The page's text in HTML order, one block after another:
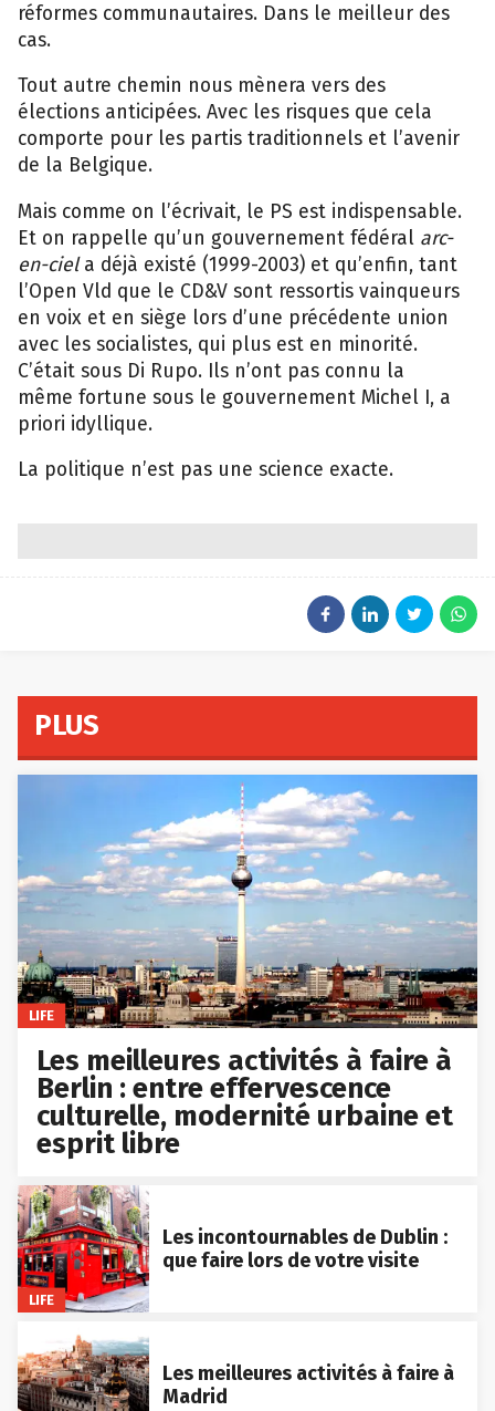
réformes communautaires. Dans le meilleur des
cas.
Tout autre chemin nous mènera vers des
élections anticipées. Avec les risques que cela
comporte pour les partis traditionnels et l’avenir
de la Belgique.
Mais comme on l’écrivait, le PS est indispensable.
Et on rappelle qu’un gouvernement fédéral arc-
en-ciela déjà existé (1999-2003) et qu’enfin, tant
l’Open Vld que le CD&V sont ressortis vainqueurs
en voix et en siège lors d’une précédente union
avec les socialistes, qui plus est en minorité.
C’était sous Di Rupo. Ils n’ont pas connu la
même fortune sous le gouvernement Michel I, a
priori idyllique.
La politique n’est pas une science exacte.
PLUS
LIFE
Les meilleures activités à faire à
Berlin : entre effervescence
culturelle, modernité urbaine et
esprit libre
LIFE
Les incontournables de Dublin :
que faire lors de votre visite
Les meilleures activités à faire à
Madrid